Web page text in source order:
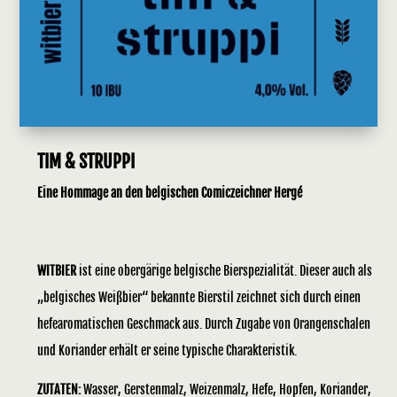
TIM & STRUPPI
Eine Hommage an den belgischen Comiczeichner Hergé
WITBIER ist eine obergärige belgische Bierspezialität. Dieser auch als
„belgisches Weißbier“ bekannte Bierstil zeichnet sich durch einen
hefearomatischen Geschmack aus. Durch Zugabe von Orangenschalen
und Koriander erhält er seine typische Charakteristik.
ZUTATEN:Wasser, Gerstenmalz, Weizenmalz, Hefe, Hopfen, Koriander,